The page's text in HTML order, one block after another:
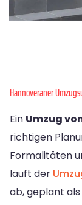
Hannoveraner
Ein Umzug
richtigen
Formalitäten
läuft der
ab, geplant als